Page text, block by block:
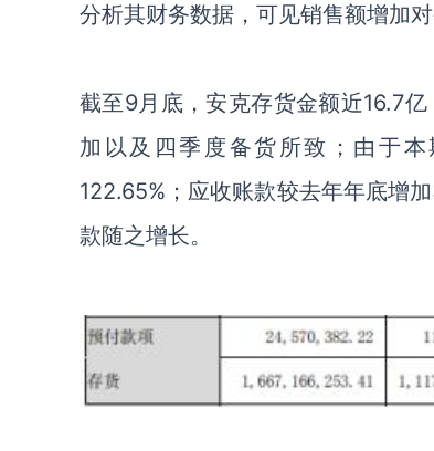
分析其财务数据，可见销售额增加对
截至9月底，安克存货金额近16.7亿
加以及四季度备货所致；由于
122.65% ；应收账款较去年年底增加
款随之增长。